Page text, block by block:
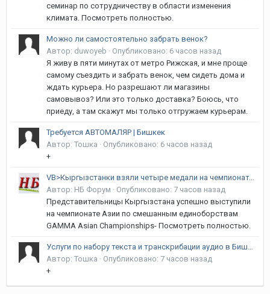
семинар по сотрудничеству в области изменения
климата. Посмотреть полностью.
Можно ли самостоятельно забрать венок?
Автор: duwoyeb · Опубликовано: 6 часов назад
Я живу в пяти минутах от метро Рижская, и мне проще
самому съездить и забрать венок, чем сидеть дома и
ждать курьера. Но разрешают ли магазины
самовывоз? Или это только доставка? Боюсь, что
приеду, а там скажут мы только отгружаем курьерам.
Требуется АВТОМАЛЯР | Бишкек
Автор: Тошка · Опубликовано: 6 часов назад
+
VB>Кыргызстанки взяли четыре медали на чемпионате Азии по MMA
Автор: НБ Форум · Опубликовано: 7 часов назад
Представительницы Кыргызстана успешно выступили
на чемпионате Азии по смешанным единоборствам
GAMMA Asian Championships- Посмотреть полностью.
Автор: Тошка · Опубликовано: 7 часов назад
+